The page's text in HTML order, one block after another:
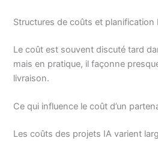
Structures de coûts et planification
Le coût est souvent discuté tard
mais en pratique, il façonne
livraison.
Ce qui influence le coût d’un
Les coûts des projets IA varient